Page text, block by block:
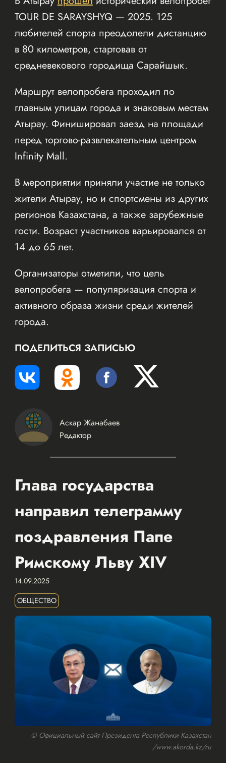
TOUR DE SARAYSHYQ — 2025. 125
любителей спорта преодолели дистанцию
в 80 километров, стартовав от
средневекового городища Сарайшык.
Маршрут велопробега проходил по
главным улицам города и знаковым местам
Атырау. Финишировал заезд на площади
перед торгово-развлекательным центром
Infinity Mall.
В мероприятии приняли участие не только
жители Атырау, но и спортсмены из других
регионов Казахстана, а также зарубежные
гости. Возраст участников варьировался от
14 до 65 лет.
Организаторы отметили, что цель
велопробега — популяризация спорта и
активного образа жизни среди жителей
города.
ПОДЕЛИТЬСЯ ЗАПИСЬЮ
Аскар Жанабаев
Редактор
Глава государства
направил телеграмму
поздравления Папе
Римскому Льву XIV
14.09.2025
ОБЩЕСТВО
© Официальный сайт Президента Республики Казахстан
/www.akorda.kz/ru